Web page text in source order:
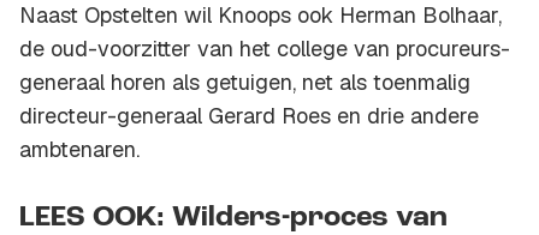
Naast Opstelten wil Knoops ook Herman Bolhaar,
de oud-voorzitter van het college van procureurs-
generaal horen als getuigen, net als toenmalig
directeur-generaal Gerard Roes en drie andere
ambtenaren.
LEES OOK: Wilders-proces van